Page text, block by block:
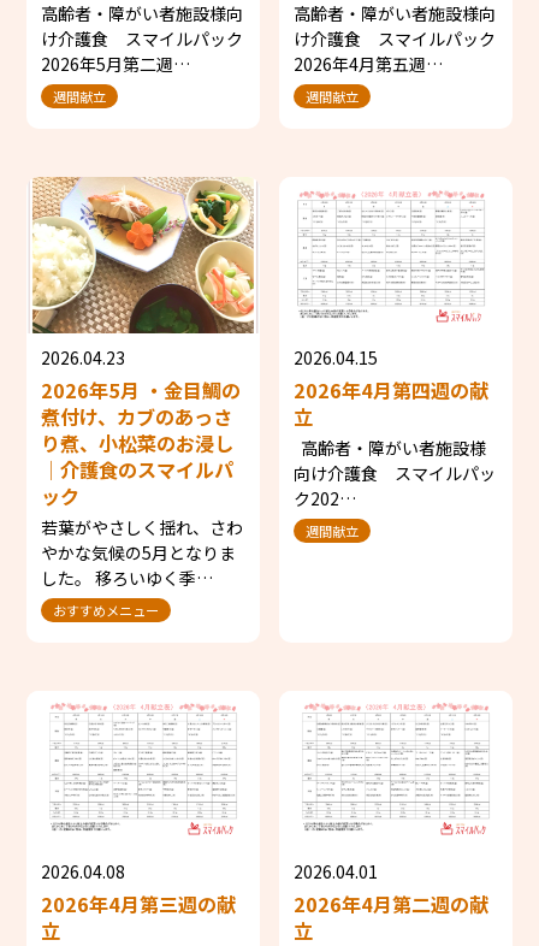
高齢者・障がい者施設様向
け介護食 スマイルパック
2026年5月第二週…
週間献立
高齢者・障がい者施設様向
け介護食 スマイルパック
2026年4月第五週…
週間献立
2026.04.23
2026年5月 ・金目鯛の
煮付け、カブのあっさ
り煮、小松菜のお浸し
│介護食のスマイルパ
ック
若葉がやさしく揺れ、さわ
やかな気候の5月となりま
した。 移ろいゆく季…
おすすめメニュー
2026.04.15
2026年4月第四週の献
立
高齢者・障がい者施設様
向け介護食 スマイルパッ
ク202…
週間献立
2026.04.08
2026年4月第三週の献
立
2026.04.01
2026年4月第二週の献
立